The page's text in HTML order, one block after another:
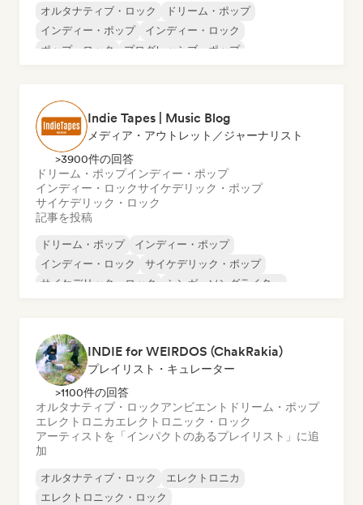
オルタナティブ・ロック
ドリーム・ポップ
インディー・ポップ
インディー・ロック
ポップ・ロック
プログレッシブ・ポップ
Indie Tapes | Music Blog
メディア・アウトレット／ジャーナリスト
>3900件の回答
ドリーム・ポップインディー・ポップ
インディー・ロックサイケデリック・ポップ
サイケデリック・ロック
記事を投稿
ドリーム・ポップ
インディー・ポップ
インディー・ロック
サイケデリック・ポップ
サイケデリック・ロック
シンガーソングライター
INDIE for WEIRDOS (ChakRakia)
プレイリスト・キュレーター
>1100件の回答
オルタナティブ・ロックアンビエント ドリーム・ポップ
エレクトロニカエレクトロニック・ロック
アーティストを「インパクトのあるプレイリスト」に追
加
オルタナティブ・ロック
エレクトロニカ
エレクトロニック・ロック